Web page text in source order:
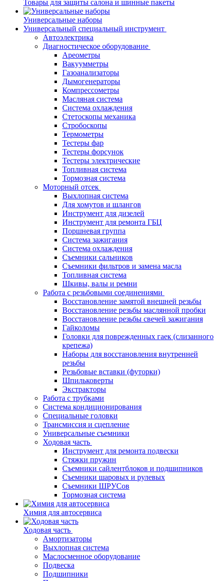
Товары для защиты салона и шинные пакеты
Универсальные наборы
Универсальный специальный инструмент
Автоэлектрика
Диагностическое оборудование
Ареометры
Вакуумметры
Газоанализаторы
Дымогенераторы
Компрессометры
Масляная система
Система охлаждения
Стетоскопы механика
Стробоскопы
Термометры
Тестеры фар
Тестеры форсунок
Тестеры электрические
Топливная система
Тормозная система
Моторный отсек
Выхлопная система
Для хомутов и шлангов
Инструмент для дизелей
Инструмент для ремонта ГБЦ
Поршневая группа
Система зажигания
Система охлаждения
Съемники сальников
Съемники фильтров и замена масла
Топливная система
Шкивы, валы и ремни
Работа с резьбовыми соединениями
Восстановление замятой внешней резьбы
Восстановление резьбы маслянной пробки
Восстановление резьбы свечей зажигания
Гайколомы
Головки для поврежденных гаек (слизанного
крепежа)
Наборы для восстановления внутренней
резьбы
Резьбовые вставки (футорки)
Шпильковерты
Экстракторы
Работа с трубками
Система кондиционирования
Специальные головки
Трансмиссия и сцепление
Универсальные съемники
Ходовая часть
Инструмент для ремонта подвески
Стяжки пружин
Съемники сайлентблоков и подшипников
Съемники шаровых и рулевых
Съемники ШРУСов
Тормозная система
Химия для автосервиса
Ходовая часть
Амортизаторы
Выхлопная система
Маслосменное оборудование
Подвеска
Подшипники